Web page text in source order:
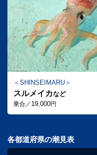
SHINSEIMARU
スルメイカなど
乗合／ 19,000円
各都道府県の潮見表